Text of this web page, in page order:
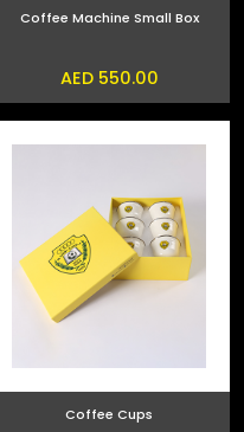
Coffee Machine Small Box
AED 550.00
Coffee Cups